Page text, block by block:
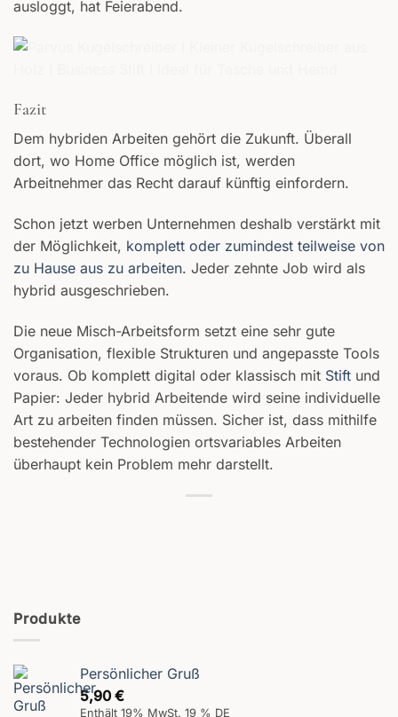
ausloggt, hat Feierabend.
Fazit
Dem hybriden Arbeiten gehört die Zukunft. Überall
dort, wo Home Office möglich ist, werden
Arbeitnehmer das Recht darauf künftig einfordern.
Schon jetzt werben Unternehmen deshalb verstärkt mit
der Möglichkeit, komplett oder zumindest teilweise von
zu Hause aus zu arbeiten. Jeder zehnte Job wird als
hybrid ausgeschrieben.
Die neue Misch-Arbeitsform setzt eine sehr gute
Organisation, flexible Strukturen und angepasste Tools
voraus. Ob komplett digital oder klassisch mit Stift und
Papier: Jeder hybrid Arbeitende wird seine individuelle
Art zu arbeiten finden müssen. Sicher ist, dass mithilfe
bestehender Technologien ortsvariables Arbeiten
überhaupt kein Problem mehr darstellt.
Produkte
Persönlicher Gruß
5,90 €
Enthält 19% MwSt. 19 % DE